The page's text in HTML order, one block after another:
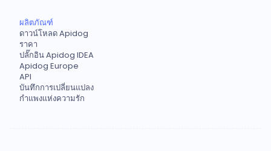
ผลิตภัณฑ์
ดาวน์โหลด Apidog
ราคา
ปลั๊กอิน Apidog IDEA
Apidog Europe
API
บันทึกการเปลี่ยนแปลง
กำแพงแห่งความรัก